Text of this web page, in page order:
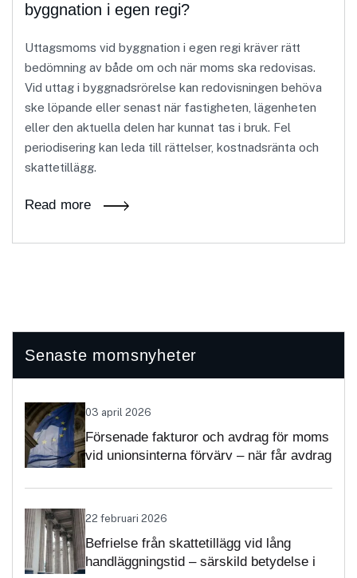
byggnation i egen regi?
Uttagsmoms vid byggnation i egen regi kräver rätt
bedömning av både om och när moms ska redovisas.
Vid uttag i byggnadsrörelse kan redovisningen behöva
ske löpande eller senast när fastigheten, lägenheten
eller den aktuella delen har kunnat tas i bruk. Fel
periodisering kan leda till rättelser, kostnadsränta och
skattetillägg.
Read more
Senaste momsnyheter
03 april 2026
Försenade fakturor och avdrag för moms
vid unionsinterna förvärv – när får avdrag
22 februari 2026
Befrielse från skattetillägg vid lång
handläggningstid – särskild betydelse i